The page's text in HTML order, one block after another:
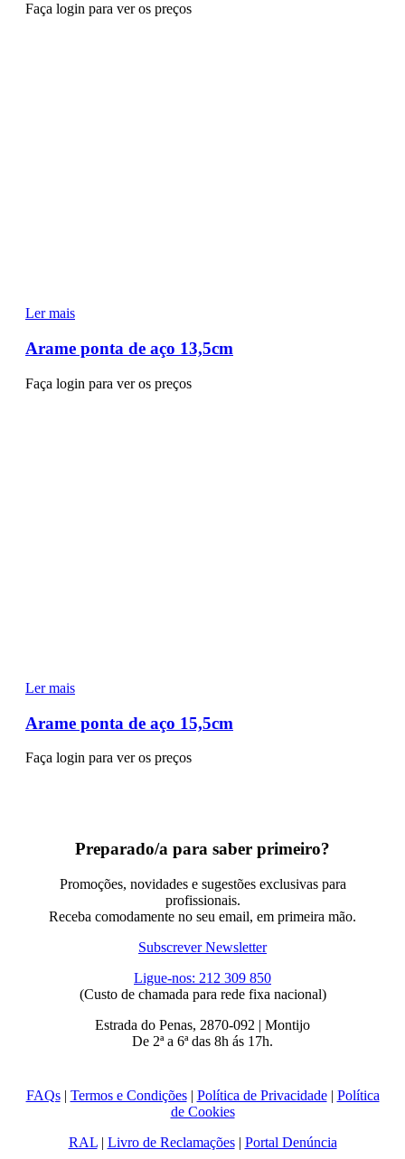
Faça login para ver os preços
Ler mais
Arame ponta de aço 13,5cm
Faça login para ver os preços
Ler mais
Arame ponta de aço 15,5cm
Faça login para ver os preços
Preparado/a para saber primeiro?
Promoções, novidades e sugestões exclusivas para
profissionais.
Receba comodamente no seu email, em primeira mão.
Subscrever Newsletter
Ligue-nos: 212 309 850
(Custo de chamada para rede fixa nacional)
Estrada do Penas, 2870-092 | Montijo
De 2ª a 6ª das 8h ás 17h.
FAQs| Termos e Condições| Política de Privacidade| Política
de Cookies
RAL| Livro de Reclamações| Portal Denúncia